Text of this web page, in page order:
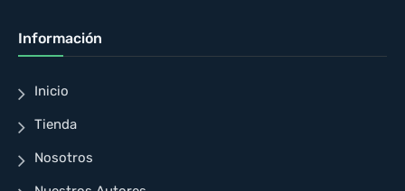
Información
Inicio
Tienda
Nosotros